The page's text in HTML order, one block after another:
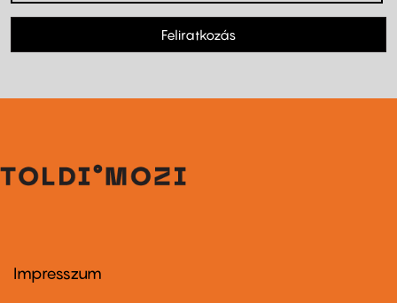
Feliratkozás
Footer
Impresszum